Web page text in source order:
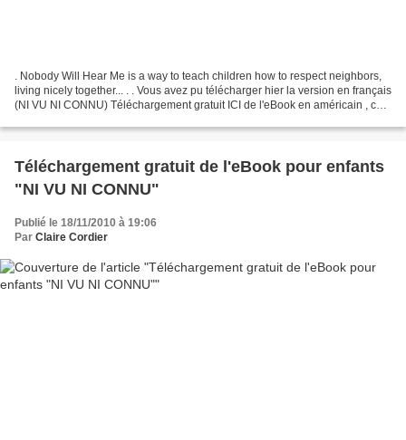
. Nobody Will Hear Me is a way to teach children how to respect neighbors,
living nicely together... . . Vous avez pu télécharger hier la version en français
(NI VU NI CONNU) Téléchargement gratuit ICI de l'eBook en américain , ce
Téléchargement gratuit de l'eBook pour enfants
"NI VU NI CONNU"
Publié le 18/11/2010 à 19:06
Par Claire Cordier